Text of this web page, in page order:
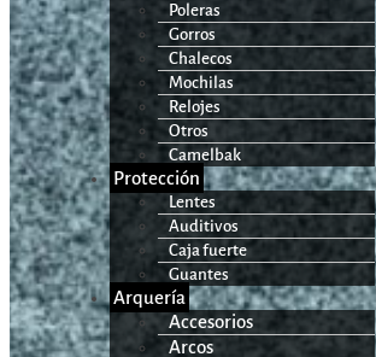
Poleras
Gorros
Chalecos
Mochilas
Relojes
Otros
Camelbak
Protección
Lentes
Auditivos
Caja fuerte
Guantes
Arquería
Accesorios
Arcos